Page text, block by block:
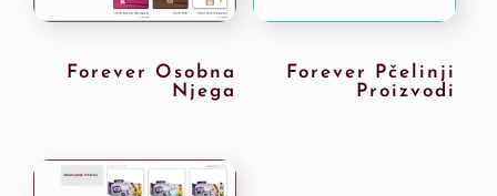
Forever Osobna
Njega
Forever Pčelinji
Proizvodi